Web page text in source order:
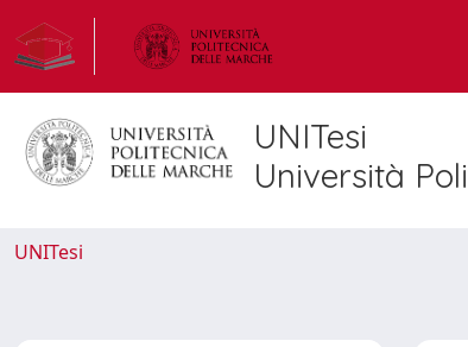
UNITesi
Università
UNITesi